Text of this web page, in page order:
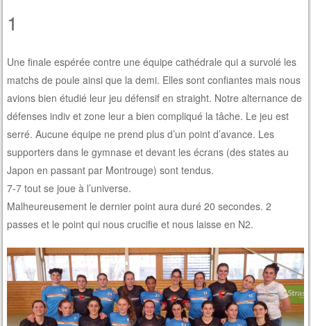
1
Une finale espérée contre une équipe cathédrale qui a survolé les
matchs de poule ainsi que la demi. Elles sont confiantes mais nous
avions bien étudié leur jeu défensif en straight. Notre alternance de
défenses indiv et zone leur a bien compliqué la tâche. Le jeu est
serré. Aucune équipe ne prend plus d’un point d’avance. Les
supporters dans le gymnase et devant les écrans (des states au
Japon en passant par Montrouge) sont tendus.
7-7 tout se joue à l’universe.
Malheureusement le dernier point aura duré 20 secondes. 2
passes et le point qui nous crucifie et nous laisse en N2.